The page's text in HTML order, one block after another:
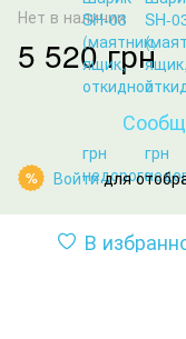
Нет в наличии
5 520 грн
% Войтидля
В